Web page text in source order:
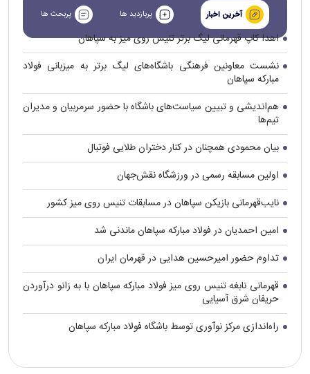
آخرین اخبار پربازدید ها پربحث ها
اهدا کاپ قهرمانی لیگ برتر تنیس روی میز به سپاهان
نشست معاونین فرهنگی باشگاه‌های لیگ برتر به میزبانی فولاد
مبارکه سپاهان
هم‌اندیشی و تبیین سیاست‌های باشگاه با حضور سرمربیان و مدیران
تیم‌ها
بیان محمودی همچنان در کنار دختران طلایی فوتبال
اولین مسابقه رسمی در ورزشگاه نقش‌جهان
نایب‌قهرمانی بازیکن سپاهان در مسابقات تنیس روی میز کشور
امین احمدیان در فولاد مبارکه سپاهان ماندنی شد
تداوم حضور امیرحسین هدایی در قهرمان ایران
قهرمانی نابغه تنیس روی میز فولاد مبارکه سپاهان با به زانو درآوردن
حریفان شرق آسیایی
راه‌اندازی مرکز نوآوری توسط باشگاه فولاد مبارکه سپاهان